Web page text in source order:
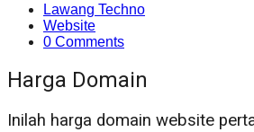
Lawang Techno
Website
0 Comments
Harga Domain
Inilah harga domain website